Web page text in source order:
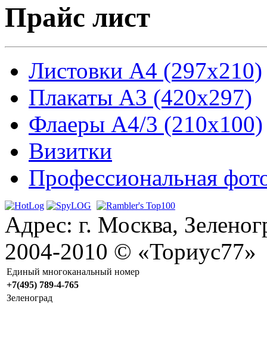
Прайс лист
Листовки А4 (297x210)
Плакаты А3 (420x297)
Флаеры А4/3 (210x100)
Визитки
Профессиональная
Адрес: г. Москва,
2004-2010 © «Ториус77»
Единый многоканальный номер
+7(495) 789-4-765
Зеленоград